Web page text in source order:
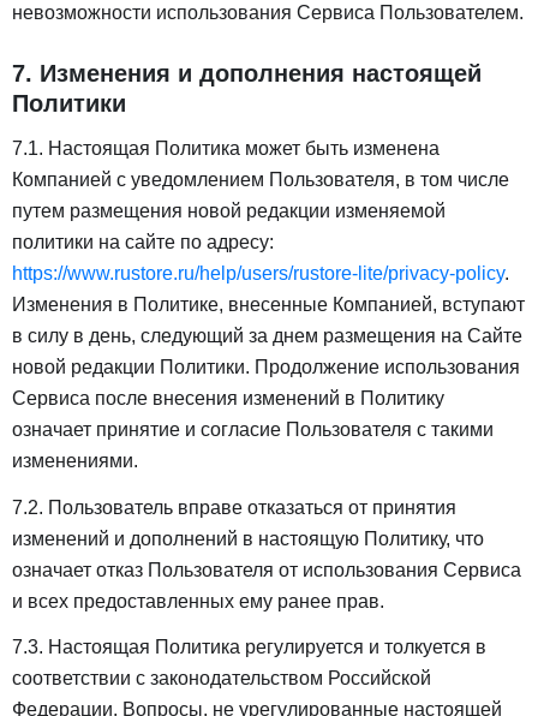
невозможности использования Сервиса Пользователем.
7. Изменения и дополнения настоящей
Политики
7.1. Настоящая Политика может быть изменена
Компанией с уведомлением Пользователя, в том числе
путем размещения новой редакции изменяемой
политики на сайте по адресу:
https://www.rustore.ru/help/users/rustore-lite/privacy-policy.
Изменения в Политике, внесенные Компанией, вступают
в силу в день, следующий за днем размещения на Сайте
новой редакции Политики. Продолжение использования
Сервиса после внесения изменений в Политику
означает принятие и согласие Пользователя с такими
изменениями.
7.2. Пользователь вправе отказаться от принятия
изменений и дополнений в настоящую Политику, что
означает отказ Пользователя от использования Сервиса
и всех предоставленных ему ранее прав.
7.3. Настоящая Политика регулируется и толкуется в
соответствии с законодательством Российской
Федерации. Вопросы, не урегулированные настоящей